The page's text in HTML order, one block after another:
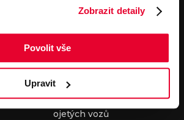
Zobrazit detaily
Povolit vše
Upravit
Všeobecné obchodní
podmínky pro online
vozidel
Všeobecné obchodní
podmínky pro provádění
servisních prací
Všeobecné obchodní
podmínky při nákupu
ojetých vozů